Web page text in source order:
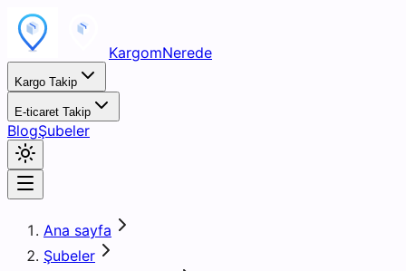
KargomNerede
Kargo Takip
E-ticaret Takip
BlogŞubeler
Ana sayfa
Şubeler